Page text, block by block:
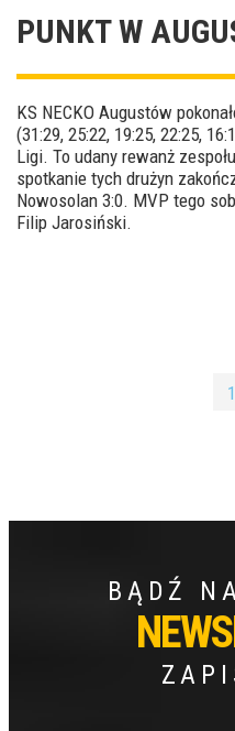
PUNKT W
KS NECKO Augustów
(31:29, 25:22, 19:25, 22:25,
Ligi. To udany rewanż
spotkanie tych drużyn
Nowosolan 3:0. MVP tego
Filip Jarosiński.
1
BĄDŹ